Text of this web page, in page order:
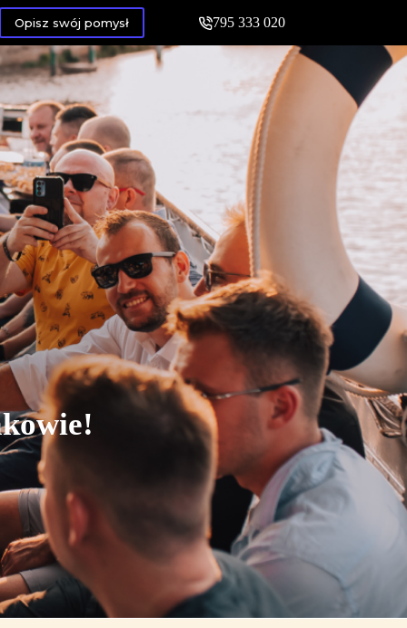
Opisz swój pomysł 795 333 020